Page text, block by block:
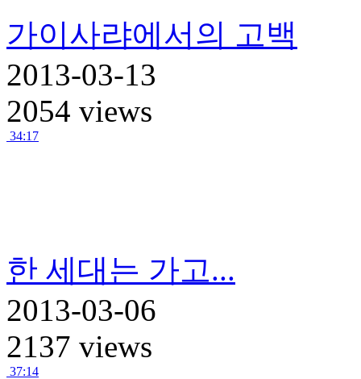
가이사랴에서의 고백
2013-03-13
2054 views
34:17
한 세대는 가고...
2013-03-06
2137 views
37:14